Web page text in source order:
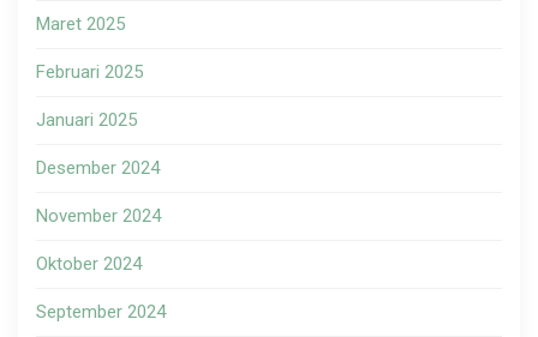
Maret 2025
Februari 2025
Januari 2025
Desember 2024
November 2024
Oktober 2024
September 2024